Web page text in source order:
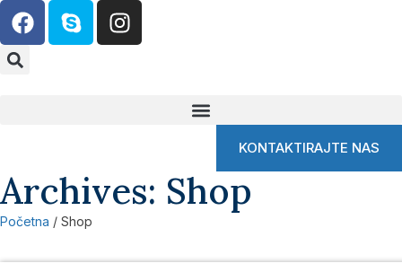
KONTAKTIRAJTE NAS
Archives: Shop
Početna / Shop